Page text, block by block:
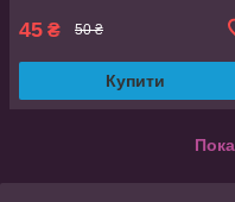
45 ₴ 50 ₴
Купити